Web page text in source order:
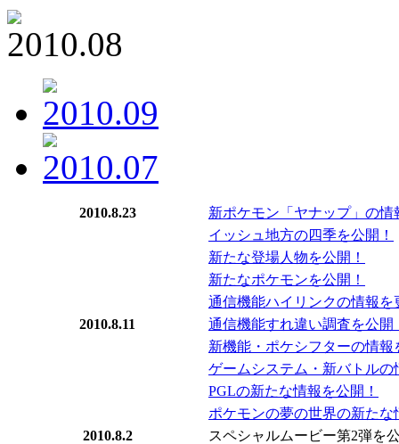
2010.8.23 新ポケモン「ヤナップ」の情
2010.8.11
イッシュ地方の四季を公開！
新たな登場人物を公開！
新たなポケモンを公開！
通信機能ハイリンクの情報を
通信機能すれ違い調査を公開
新機能・ポケシフターの情報
ゲームシステム・新バトルの
PGLの新たな情報を公開！
ポケモンの夢の世界の新たな
2010.8.2
スペシャルムービー第2弾を